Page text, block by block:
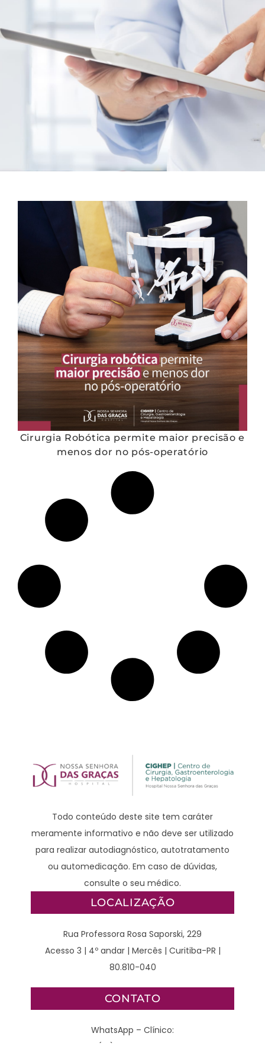
Cirurgia Robótica permite maior precisão e
menos dor no pós-operatório
Todo conteúdo deste site tem caráter
meramente informativo e não deve ser utilizado
para realizar autodiagnóstico, autotratamento
ou automedicação. Em caso de dúvidas,
consulte o seu médico.
LOCALIZAÇÃO
Rua Professora Rosa Saporski, 229
Acesso 3 | 4º andar | Mercês | Curitiba-PR |
80.810-040
CONTATO
WhatsApp – Clínico:
(41) 98789-2929